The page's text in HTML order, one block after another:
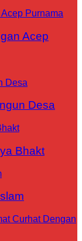
Acep
Desa
Bhakt